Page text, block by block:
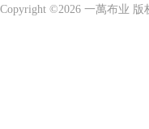
Copyright ©2026 一萬布业 版